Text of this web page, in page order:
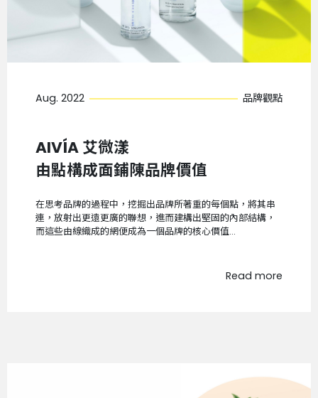
Aug. 2022 品牌觀點
AIVÍA 艾微漾
由點構成面鋪陳品牌價值
在思考品牌的過程中，挖掘出品牌所著重的每個點，將其串
連，放射出更遠更廣的聯想，進而建構出堅固的內部結構，
而這些由線織成的網便成為一個品牌的核心價值...
Read more